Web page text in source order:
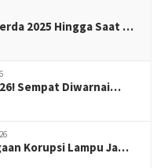
2025 Hingga Saat …
Sempat Diwarnai…
Korupsi Lampu Ja…